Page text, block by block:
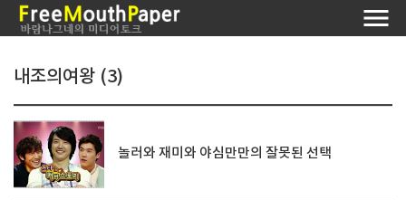
내조의여왕 (3)
놀러와 재미와 야심만만의 잘못된 선택